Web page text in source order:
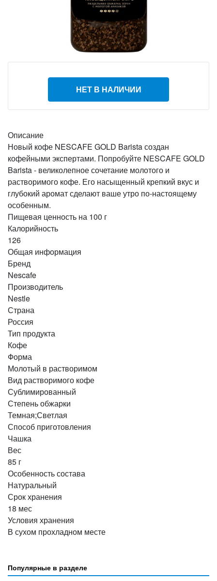
НЕТ В НАЛИЧИИ
Описание
Новый кофе NESCAFE GOLD Barista создан
кофейными экспертами. Попробуйте NESCAFE GOLD
Barista - великолепное сочетание молотого и
растворимого кофе. Его насыщенный крепкий вкус и
глубокий аромат сделают ваше утро по-настоящему
особенным.
Пищевая ценность на 100 г
Калорийность
126
Общая информация
Бренд
Nescafe
Производитель
Nestle
Страна
Россия
Тип продукта
Кофе
Форма
Молотый в растворимом
Вид растворимого кофе
Сублимированный
Степень обжарки
Темная;Светлая
Способ приготовления
Чашка
Вес
85 г
Особенность состава
Натуральный
Срок хранения
18 мес
Условия хранения
В сухом прохладном месте
Популярные в разделе